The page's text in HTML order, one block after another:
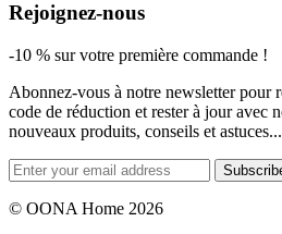
Rejoignez-nous
-10 % sur votre première commande !
Abonnez-vous à notre newsletter pour
code de réduction et rester à jour avec
nouveaux produits, conseils et astuces...
© OONA Home 2026